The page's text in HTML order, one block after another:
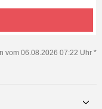
vom 06.08.2026 07:22 Uhr *